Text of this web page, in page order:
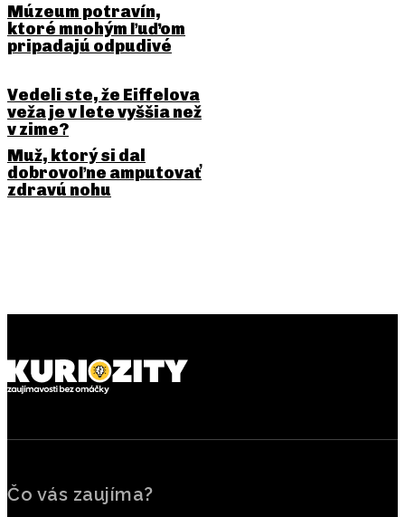
Múzeum potravín,
ktoré mnohým ľuďom
pripadajú odpudivé
Vedeli ste, že Eiffelova
veža je v lete vyššia než
v zime?
Muž, ktorý si dal
dobrovoľne amputovať
zdravú nohu
Čo vás zaujíma?